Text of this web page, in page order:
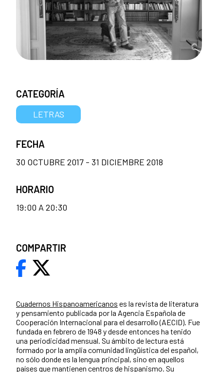
Cuadernos Hispanoamericanos es la revista de literatura
y pensamiento publicada por la Agencia Española de
Cooperación Internacional para el desarrollo (AECID). Fue
fundada en febrero de 1948 y desde entonces ha tenido
una periodicidad mensual. Su ámbito de lectura está
formado por la amplia comunidad lingüística del español,
no sólo donde es la lengua principal, sino en aquellos
países que mantienen centros de hispanismo. Su
CATEGORÍA
LETRAS
FECHA
30 OCTUBRE 2017 - 31 DICIEMBRE 2018
HORARIO
19:00 A 20:30
COMPARTIR